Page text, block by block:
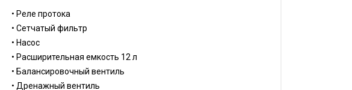
• Реле протока
• Сетчатый фильтр
• Насос
• Расширительная емкость 12 л
• Балансировочный вентиль
• Дренажный вентиль